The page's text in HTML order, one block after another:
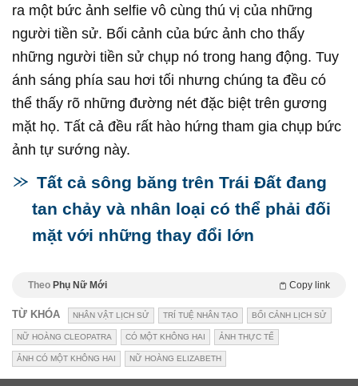
ra một bức ảnh selfie vô cùng thú vị của những
người tiền sử. Bối cảnh của bức ảnh cho thấy
những người tiền sử chụp nó trong hang động. Tuy
ánh sáng phía sau hơi tối nhưng chúng ta đều có
thể thấy rõ những đường nét đặc biệt trên gương
mặt họ. Tất cả đều rất hào hứng tham gia chụp bức
ảnh tự sướng này.
Tất cả sông băng trên Trái Đất đang
tan chảy và nhân loại có thể phải đối
mặt với những thay đổi lớn
Theo Phụ Nữ Mới Copy link
TỪ KHÓA NHÂN VẬT LỊCH SỬ TRÍ TUỆ NHÂN TẠO BỐI CẢNH LỊCH SỬ
NỮ HOÀNG CLEOPATRA CÓ MỘT KHÔNG HAI ẢNH THỰC TẾ
ẢNH CÓ MỘT KHÔNG HAI NỮ HOÀNG ELIZABETH